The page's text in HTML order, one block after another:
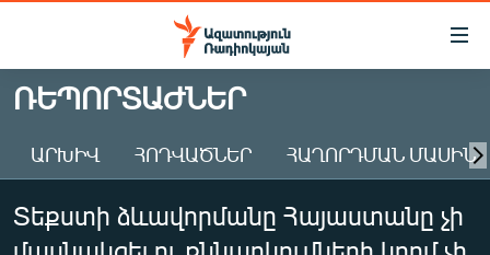
Մատչելիության
Անցնել
հիմնական
Անցնել
հիմնական
մենյուին
Որոնում
ԱԶԱՏՈՒԹՅՈՒՆ TV
ՀԱՅԱՍՏԱՆ
ԸՆՏՐՈՒԹՅՈՒՆՆԵՐ 2026
ՌԵՊՈՐՏԱԺՆԵՐ
ԱՐԽԻՎ ՀՈԴՎԱԾՆԵՐ ՀԱՂՈՐԴՄԱՆ ՄԱՍԻՆ
Տեքստի ձևավորմանը Հայաստանը չի